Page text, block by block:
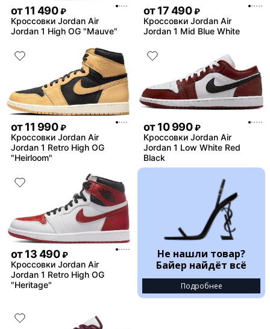
от11 490 ₽
Кроссовки Jordan Air
Jordan 1 High OG "Mauve"
от17 490 ₽
Кроссовки Jordan Air
Jordan 1 Mid Blue White
от11 990 ₽
Кроссовки Jordan Air
Jordan 1 Retro High OG
"Heirloom"
от10 990 ₽
Кроссовки Jordan Air
Jordan 1 Low White Red
Black
от13 490 ₽
Кроссовки Jordan Air
Jordan 1 Retro High OG
"Heritage"
Не нашли товар?
Байер найдёт всё
Подробнее